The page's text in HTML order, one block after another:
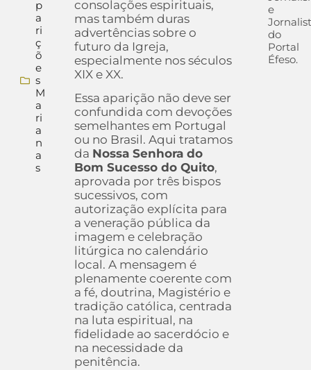
p
a
ri
ç
õ
e
s
M
a
ri
a
n
a
s
consolações espirituais,
mas também duras
advertências sobre o
futuro da Igreja,
especialmente nos séculos
XIX e XX.
Essa aparição não deve ser
confundida com devoções
semelhantes em Portugal
ou no Brasil. Aqui tratamos
da Nossa Senhora do
Bom Sucesso do Quito,
aprovada por três bispos
sucessivos, com
autorização explícita para
a veneração pública da
imagem e celebração
litúrgica no calendário
local. A mensagem é
plenamente coerente com
a fé, doutrina, Magistério e
tradição católica, centrada
na luta espiritual, na
fidelidade ao sacerdócio e
na necessidade da
penitência.
e
do
Portal
Éfeso.